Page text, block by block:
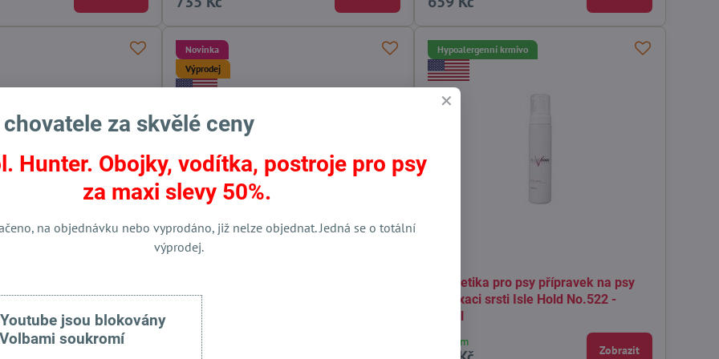
No.527 (527-200)
Novinka
Výprodej
No.524
Skladem
Hypoalergenní krmivo
Kosmetika pro psy přípravek na psy
pro fixaci srsti Isle Hold No.522 -
Skladem
Zobrazit
za skvělé ceny
Hunter. Obojky, vodítka, postroje pro psy
za maxi slevy 50%.
na objednávku nebo vyprodáno, již nelze objednat. Jedná se o totální
výprodej.
jsou blokovány
Volbami soukromí